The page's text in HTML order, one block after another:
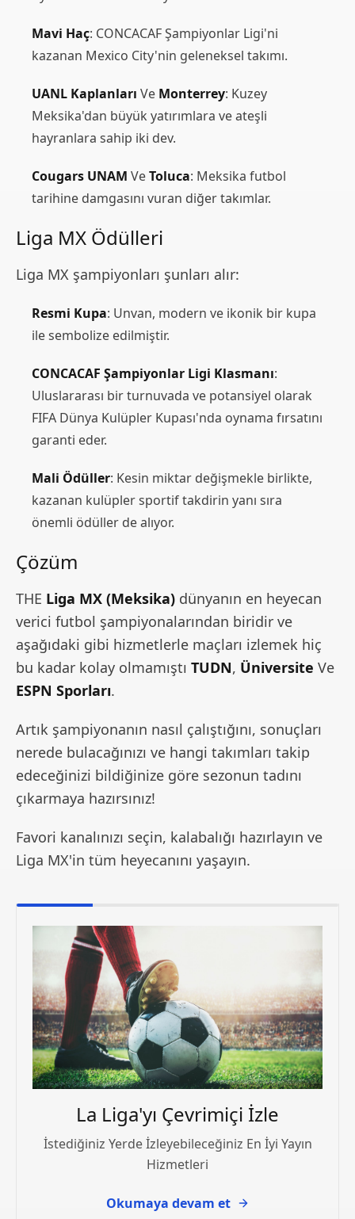
Mavi Haç: CONCACAF Şampiyonlar Ligi'ni
kazanan Mexico City'nin geleneksel takımı.
UANL Kaplanları Ve Monterrey: Kuzey
Meksika'dan büyük yatırımlara ve ateşli
hayranlara sahip iki dev.
Cougars UNAM VeToluca: Meksika futbol
tarihine damgasını vuran diğer takımlar.
Liga MX Ödülleri
Liga MX şampiyonları şunları alır:
Resmi Kupa: Unvan, modern ve ikonik bir kupa
ile sembolize edilmiştir.
CONCACAF Şampiyonlar Ligi Klasmanı:
Uluslararası bir turnuvada ve potansiyel olarak
FIFA Dünya Kulüpler Kupası'nda oynama fırsatını
garanti eder.
Mali Ödüller: Kesin miktar değişmekle birlikte,
kazanan kulüpler sportif takdirin yanı sıra
önemli ödüller de alıyor.
Çözüm
THE Liga MX (Meksika) dünyanın en heyecan
verici futbol şampiyonalarından biridir ve
aşağıdaki gibi hizmetlerle maçları izlemek hiç
bu kadar kolay olmamıştı TUDN, Üniversite Ve
ESPN Sporları.
Artık şampiyonanın nasıl çalıştığını, sonuçları
nerede bulacağınızı ve hangi takımları takip
edeceğinizi bildiğinize göre sezonun tadını
çıkarmaya hazırsınız!
Favori kanalınızı seçin, kalabalığı hazırlayın ve
Liga MX'in tüm heyecanını yaşayın.
La Liga'yı Çevrimiçi İzle
İstediğiniz Yerde İzleyebileceğiniz En İyi Yayın
Hizmetleri
Okumaya devam et